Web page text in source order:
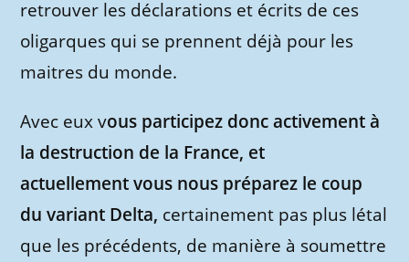
retrouver les déclarations et écrits de ces
oligarques qui se prennent déjà pour les
maitres du monde.
Avec eux vous participez donc activement à
la destruction de la France, et
actuellement vous nous préparez le coup
du variant Delta, certainement pas plus létal
que les précédents, de manière à soumettre